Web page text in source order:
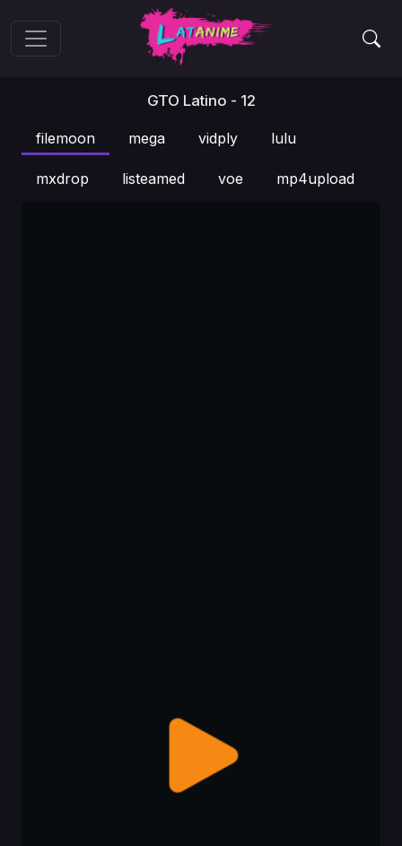
GTO Latino - 12
filemoon mega vidply lulu
mxdrop listeamed voe mp4upload